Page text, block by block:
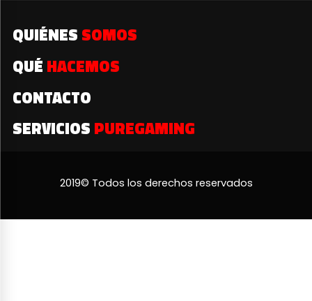
QUIÉNES SOMOS
QUÉ HACEMOS
CONTACTO
SERVICIOS PUREGAMING
2019© Todos los derechos reservados